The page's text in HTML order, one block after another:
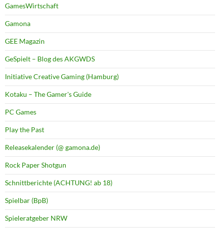
GamesWirtschaft
Gamona
GEE Magazin
GeSpielt – Blog des AKGWDS
Initiative Creative Gaming (Hamburg)
Kotaku – The Gamer's Guide
PC Games
Play the Past
Releasekalender (@ gamona.de)
Rock Paper Shotgun
Schnittberichte (ACHTUNG! ab 18)
Spielbar (BpB)
Spieleratgeber NRW